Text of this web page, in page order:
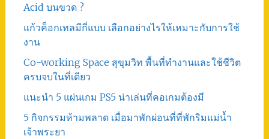
Acid บนขวด ?
แก้วค็อกเทลมีกี่แบบ เลือกอย่างไรให้เหมาะกับการใช้
งาน
Co-working Space สุขุมวิท พื้นที่ทำงานและใช้ชีวิต
ครบจบในที่เดียว
แนะนำ 5 แผ่นเกม PS5 น่าเล่นที่คอเกมต้องมี
5 กิจกรรมห้ามพลาด เมื่อมาพักผ่อนที่ที่พักริมแม่น้ำ
เจ้าพระยา